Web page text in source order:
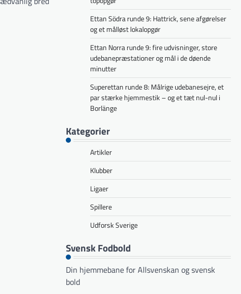
Ettan Södra runde 9: Hattrick, sene afgørelser
og et målløst lokalopgør
Ettan Norra runde 9: fire udvisninger, store
udebanepræstationer og mål i de døende
minutter
Superettan runde 8: Målrige udebanesejre, et
par stærke hjemmestik – og et tæt nul-nul i
Borlänge
Kategorier
Artikler
Klubber
Ligaer
Spillere
Udforsk Sverige
Svensk Fodbold
Din hjemmebane for Allsvenskan og svensk
bold